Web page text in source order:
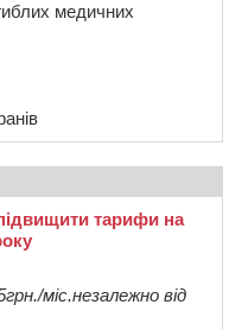
медичних
тарифи на
міс.незалежно від